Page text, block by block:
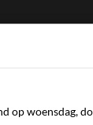
op woensdag,